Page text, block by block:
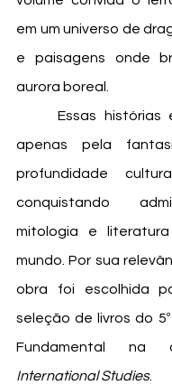
em um universo de
e paisagens onde
aurora boreal.
apenas pela
profundidade
conquistando
mitologia e
mundo. Por sua
obra foi escolhida
seleção de livros do
International Studies.